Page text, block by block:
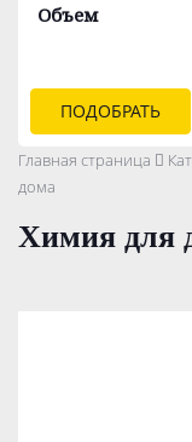
Объем
ПОДОБРАТЬ
Главная страница
дома
Химия для